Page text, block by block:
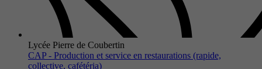
Lycée Pierre de Coubertin
CAP - Production et service en restaurations (rapide,
collective, cafétéria)